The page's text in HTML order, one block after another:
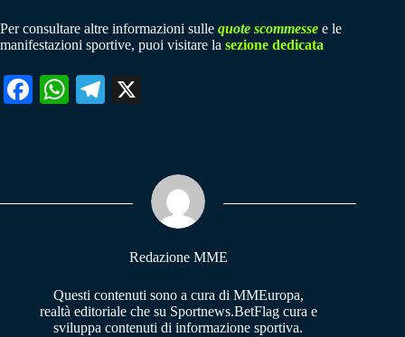
Per consultare altre informazioni sulle quote scommesse e le
manifestazioni sportive, puoi visitare la sezione dedicata
Fa W
pp
Te
m
Redazione MME
Questi contenuti sono a cura di MMEuropa,
realtà editoriale che su Sportnews.BetFlag cura e
sviluppa contenuti di informazione sportiva.